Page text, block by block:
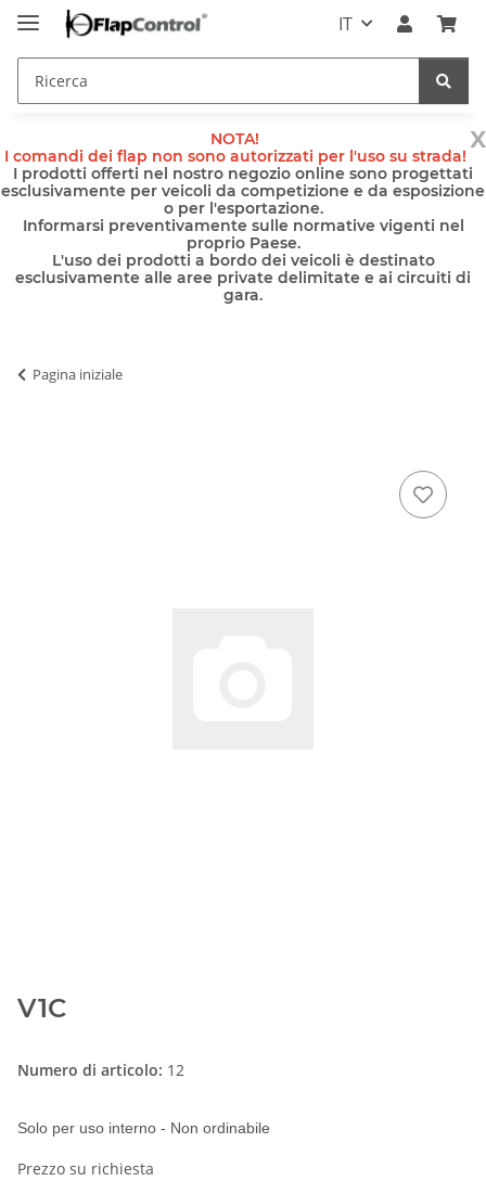
IT
x
NOTA!
I comandi dei flap non sono autorizzati per l'uso su strada!
I prodotti offerti nel nostro negozio online sono progettati
esclusivamente per veicoli da competizione e da esposizione
o per l'esportazione.
Informarsi preventivamente sulle normative vigenti nel
proprio Paese.
L'uso dei prodotti a bordo dei veicoli è destinato
esclusivamente alle aree private delimitate e ai circuiti di
gara.
Pagina iniziale
V1C
Numero di articolo: 12
Solo per uso interno - Non ordinabile
Prezzo su richiesta